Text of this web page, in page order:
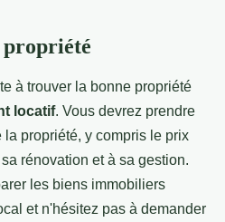
propriété
à trouver la bonne propriété
locatif. Vous devrez prendre
propriété, y compris le prix
rénovation et à sa gestion.
les biens immobiliers
et n'hésitez pas à demander